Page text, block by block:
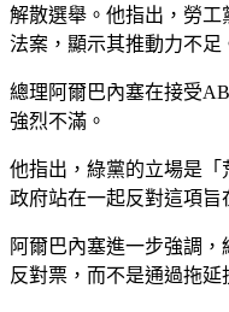
解散選舉。他指出，勞
法案，顯示其推動力不足
總理阿爾巴內塞在接受
強烈不滿。
他指出，綠黨的立場是
政府站在一起反對這項旨
阿爾巴內塞進一步強調
反對票，而不是通過拖延